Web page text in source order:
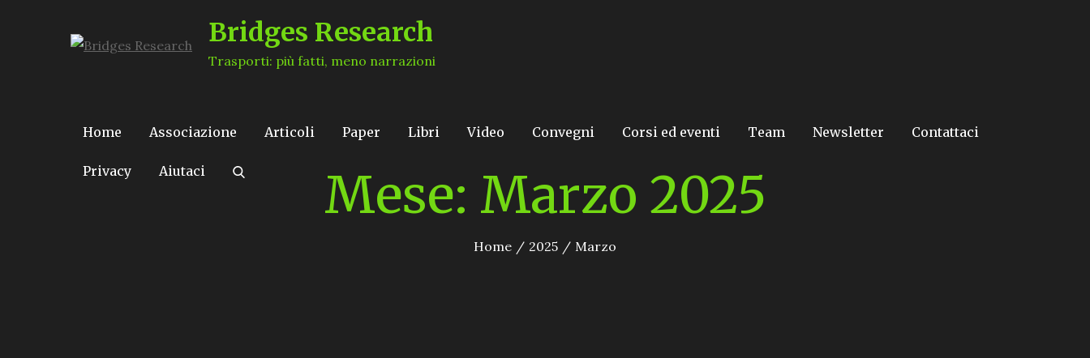
Bridges Research
Trasporti: più fatti, meno narrazioni
Home Associazione Articoli Paper Libri Video Convegni Corsi ed eventi Team Newsletter Contattaci
Privacy Aiutaci Mese: Marzo 2025
Home 2025 Marzo